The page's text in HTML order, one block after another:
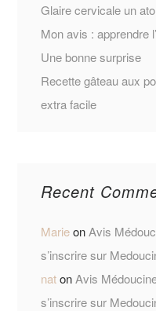
Glaire cervicale un
Mon avis : apprendre
Une bonne surprise
Recette gâteau aux
extra facile
Recent
MarieonAvis
s’inscrire sur
natonAvis
s’inscrire sur